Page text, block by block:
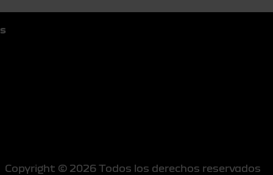
Copyright © 2026 Todos los derechos reservados